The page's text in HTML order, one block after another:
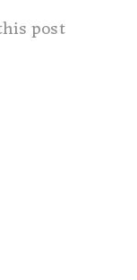
post